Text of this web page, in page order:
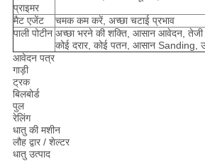
प्राइमर
मैट एजेंट
चमक कम करें, अच्छा चटाई प्रभाव
पाली पोटीन अच्छा भरने की शक्ति, आसान आवेदन, तेजी
कोई दरार, कोई पतन, आसान
आवेदन पत्र
गाड़ी
ट्रक
बिलबोर्ड
पुल
रेलिंग
धातु की मशीन
लौह द्वार / शेल्टर
धातु उत्पाद